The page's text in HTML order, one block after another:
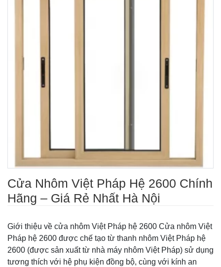
Cửa Nhôm Việt Pháp Hệ 2600 Chính
Hãng – Giá Rẻ Nhất Hà Nội
Giới thiệu về cửa nhôm Việt Pháp hệ 2600 Cửa nhôm Việt
Pháp hệ 2600 được chế tạo từ thanh nhôm Việt Pháp hệ
2600 (được sản xuất từ nhà máy nhôm Việt Pháp) sử dụng
tương thích với hệ phụ kiện đồng bộ, cùng với kính an